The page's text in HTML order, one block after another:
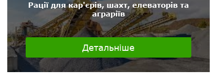
Рації для кар'єрів, шахт, елеваторів та
аграріїв
Детальніше